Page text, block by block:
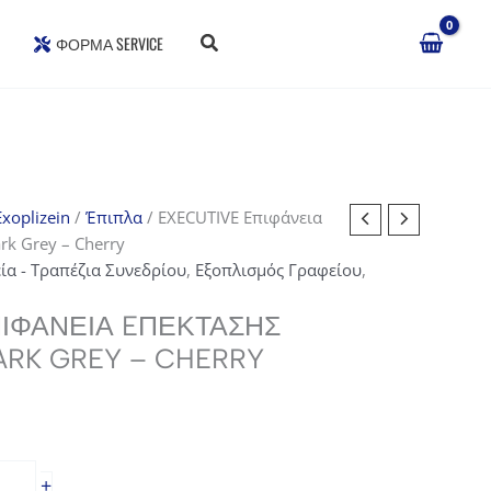
ΦΌΡΜΑ SERVICE
/ Έπιπλα/ EXECUTIVE Eπιφάνεια
Grey – Cherry
- Τραπέζια Συνεδρίου, Εξοπλισμός Γραφείου,
EΠΈΚΤΑΣΗΣ
GREY – CHERRY
+